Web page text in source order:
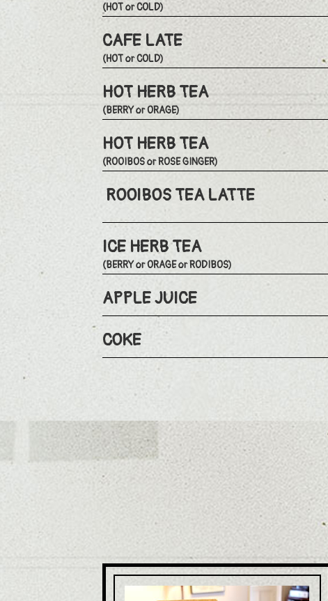
(HOT or COLD)
CAFE LATE
(HOT or COLD)
HOT HERB TEA
(BERRY or ORAGE)
HOT HERB TEA
(ROOIBOS or ROSE GINGER)
ROOIBOS TEA LATTE
ICE HERB TEA
(BERRY or ORAGE or RODIBOS)
APPLE JUICE
COKE